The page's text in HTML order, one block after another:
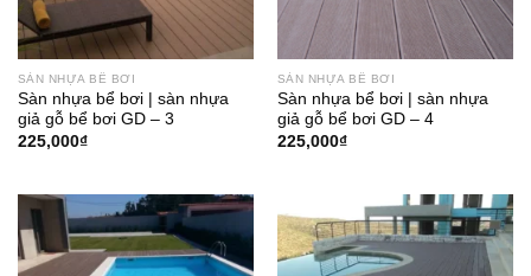
SÀN NHỰA BỂ BƠI
Sàn nhựa bể bơi | sàn nhựa
giả gỗ bể bơi GD – 3
225,000₫
SÀN NHỰA BỂ BƠI
Sàn nhựa bể bơi | sàn nhựa
giả gỗ bể bơi GD – 4
225,000₫